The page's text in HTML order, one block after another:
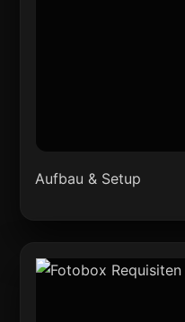
Aufbau & Setup